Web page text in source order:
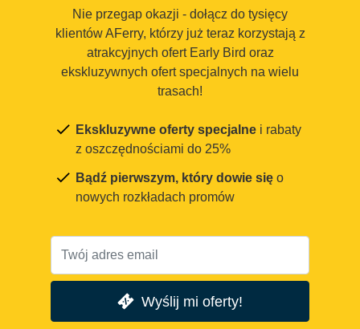
Nie przegap okazji - dołącz do tysięcy
klientów AFerry, którzy już teraz korzystają z
atrakcyjnych ofert Early Bird oraz
ekskluzywnych ofert specjalnych na wielu
trasach!
Ekskluzywne oferty specjalne i rabaty
z oszczędnościami do 25%
Bądź pierwszym, który dowie się o
nowych rozkładach promów
Wyślij mi oferty!